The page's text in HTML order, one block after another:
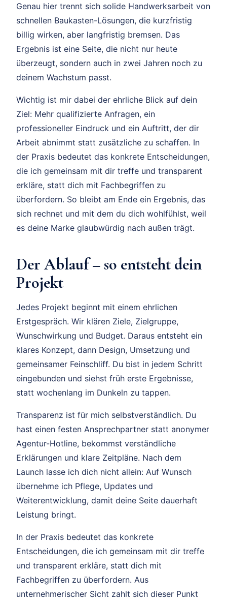
Genau hier trennt sich solide Handwerksarbeit von
schnellen Baukasten-Lösungen, die kurzfristig
billig wirken, aber langfristig bremsen. Das
Ergebnis ist eine Seite, die nicht nur heute
überzeugt, sondern auch in zwei Jahren noch zu
deinem Wachstum passt.
Wichtig ist mir dabei der ehrliche Blick auf dein
Ziel: Mehr qualifizierte Anfragen, ein
professioneller Eindruck und ein Auftritt, der dir
Arbeit abnimmt statt zusätzliche zu schaffen. In
der Praxis bedeutet das konkrete Entscheidungen,
die ich gemeinsam mit dir treffe und transparent
erkläre, statt dich mit Fachbegriffen zu
überfordern. So bleibt am Ende ein Ergebnis, das
sich rechnet und mit dem du dich wohlfühlst, weil
es deine Marke glaubwürdig nach außen trägt.
Der Ablauf – so entsteht dein
Projekt
Jedes Projekt beginnt mit einem ehrlichen
Erstgespräch. Wir klären Ziele, Zielgruppe,
Wunschwirkung und Budget. Daraus entsteht ein
klares Konzept, dann Design, Umsetzung und
gemeinsamer Feinschliff. Du bist in jedem Schritt
eingebunden und siehst früh erste Ergebnisse,
statt wochenlang im Dunkeln zu tappen.
Transparenz ist für mich selbstverständlich. Du
hast einen festen Ansprechpartner statt anonymer
Agentur-Hotline, bekommst verständliche
Erklärungen und klare Zeitpläne. Nach dem
Launch lasse ich dich nicht allein: Auf Wunsch
übernehme ich Pflege, Updates und
Weiterentwicklung, damit deine Seite dauerhaft
Leistung bringt.
In der Praxis bedeutet das konkrete
Entscheidungen, die ich gemeinsam mit dir treffe
und transparent erkläre, statt dich mit
Fachbegriffen zu überfordern. Aus
unternehmerischer Sicht zahlt sich dieser Punkt